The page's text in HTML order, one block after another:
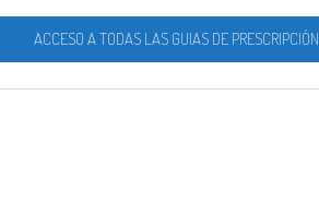
ACCESO A TODAS LAS GUIAS DE PRESCRIPCIÓN